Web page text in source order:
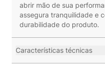
abrir mão de sua
assegura tranquilidade e
durabilidade do produto.
Características técnicas